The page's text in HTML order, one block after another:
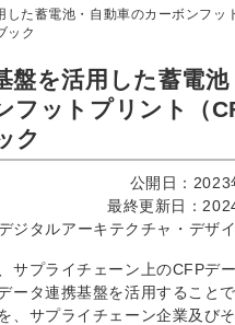
した蓄電池・自動車のカーボンフッ
ック
盤を活用した蓄電池
フットプリント（
ク
公開日：2023
最終更新日：
ジタルアーキテクチャ・デザ
サプライチェーン上のCFPデ
ータ連携基盤を活用すること
、サプライチェーン企業及び